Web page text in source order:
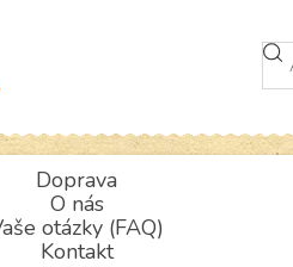
Doprava
O nás
otázky (FAQ)
Kontakt